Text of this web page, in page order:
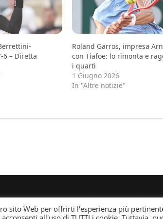
6 – Diretta
Roland Garros, impresa
con Tiafoe: lo rimonta e
i quarti
1 Giugno 2026
In "Altre notizie"
registrato all'albo dei giornali e
Theme Sportsx designed by
sito Web per offrirti l'esperienza più